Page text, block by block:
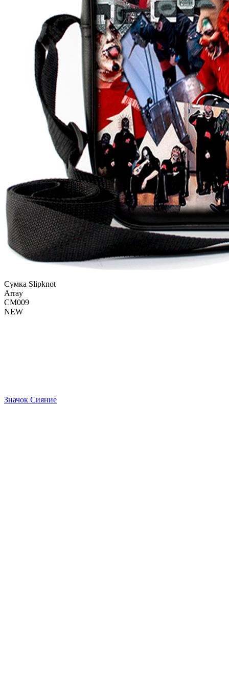
Сумка Slipknot
Array
СМ009
NEW
Значок Сияние